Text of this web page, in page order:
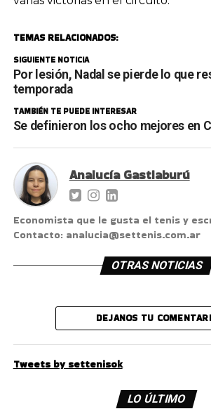
TEMAS RELACIONADOS:
SIGUIENTE NOTICIA
Por lesión, Nadal se pierde lo que
temporada
TAMBIÉN TE PUEDE INTERESAR
Se definieron los ocho mejores en
Analucía Gastiaburú
Economista que le gusta el tenis y
Contacto: analucia@settenis.com.ar
OTRAS NOTICIAS
DEJANOS TU
Tweets by settenisok
LO ÚLTIMO